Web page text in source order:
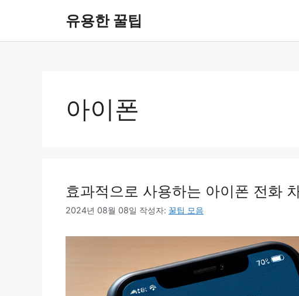
유용한 꿀팁
아이폰
효과적으로 사용하는 아이폰 전화
2024년 08월 08일 작성자: 꿀팁 모음